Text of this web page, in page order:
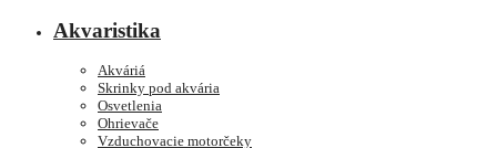
Akvaristika
Akváriá
Skrinky pod akvária
Osvetlenia
Ohrievače
Vzduchovacie motorčeky